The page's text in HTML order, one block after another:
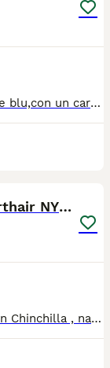
Ultimo cucciolo di British Shorthair colore blu,con un carattere molto affettuoso e dolce. Nato 10/12/2025 Completamente pronto per cambiare la casa (vaccini, microchip, sverminazione) Più info tramite whatsapp 393493636530
Prenotazione cuccioli British Shorthair NY12
Splendidi cuccioli British Shorthair Golden Chinchilla , nati il 1.06.26 , pronti per andare in una nuova famiglia i primi di settembre. I gattini crescono in un ambiente familiare, sono abituati alla lettiera, tira graffi e godono di ottima salute. Verranno ceduti muniti di : -Libretto sanitario. -Ciclo di sverminazione completato. -Primi vaccini effettuati. -Certificato medico veterinario di buona salute. -Pedigree ufficiale ENFI -Con i microchip inseriti I genitori sono esenti da patologie genetiche , possiedono pedigree d’eccellenza , occhi verdi e sono testati negativi alle principali patologie della razza (PKD, HCM FIV/FeLV),con la posizione riproduttiva ENFI. Gattini disponibili: 1.Gattino British Shorthair N12. Mantello Black Golden Shell (chinchilla) chiarissimo e luminoso, identico ai genitori. 2.Gattina British Shorthair N.12. Mantello Black Golden Shell( chinchilla) dalle caratteristiche morfologiche eccellenti. I cuccioli sono disponibili sia come animale domestico di compagnia , sia da riproduzione.